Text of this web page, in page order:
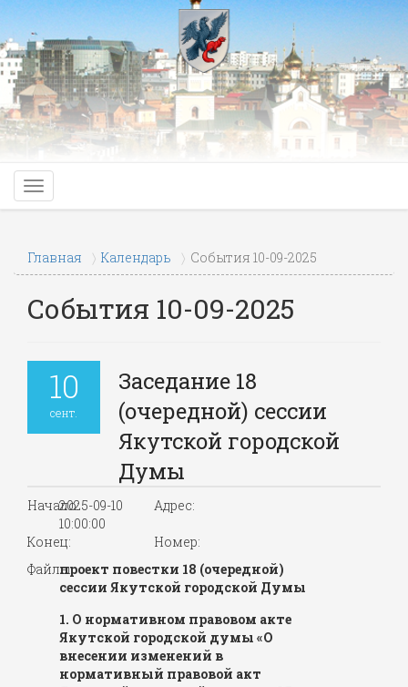
Главная Календарь События 10-09-2025
События 10-09-2025
10
сент.
Заседание 18
(очередной) сессии
Якутской городской
Думы
Начало:2025-09-10
10:00:00
Адрес:
Конец:
Номер:
Файлы:проект повестки 18 (очередной)
сессии Якутской городской Думы
1. О нормативном правовом акте
Якутской городской думы «О
внесении изменений в
нормативный правовой акт